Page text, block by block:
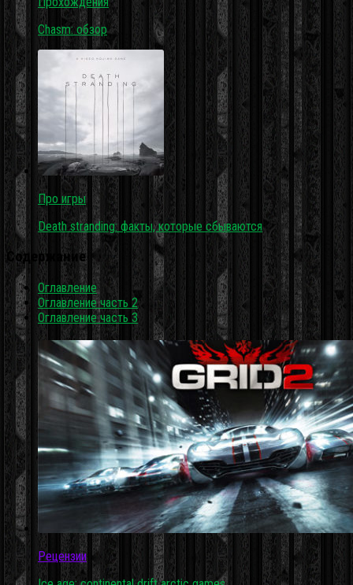
Chasm: обзор
Про игры
Death stranding: факты, которые сбываются
Содержание
Оглавление
Оглавление часть 2
Оглавление часть 3
Рецензии